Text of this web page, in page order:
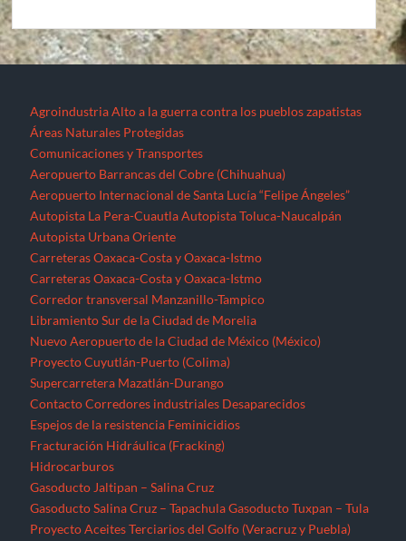
Agroindustria Alto a la guerra contra los pueblos zapatistas
Áreas Naturales Protegidas
Comunicaciones y Transportes
Aeropuerto Barrancas del Cobre (Chihuahua)
Aeropuerto Internacional de Santa Lucía “Felipe Ángeles”
Autopista La Pera-Cuautla Autopista Toluca-Naucalpán
Autopista Urbana Oriente
Carreteras Oaxaca-Costa y Oaxaca-Istmo
Carreteras Oaxaca-Costa y Oaxaca-Istmo
Corredor transversal Manzanillo-Tampico
Libramiento Sur de la Ciudad de Morelia
Nuevo Aeropuerto de la Ciudad de México (México)
Proyecto Cuyutlán-Puerto (Colima)
Supercarretera Mazatlán-Durango
Contacto Corredores industriales Desaparecidos
Espejos de la resistencia Feminicidios
Fracturación Hidráulica (Fracking)
Hidrocarburos
Gasoducto Jaltipan – Salina Cruz
Gasoducto Salina Cruz – Tapachula Gasoducto Tuxpan – Tula
Proyecto Aceites Terciarios del Golfo (Veracruz y Puebla)